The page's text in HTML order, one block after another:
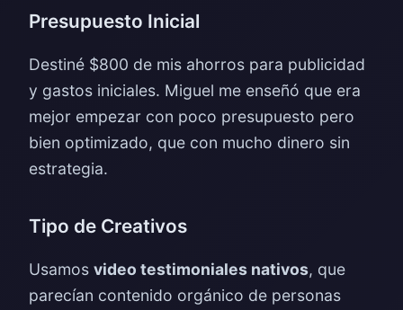
Presupuesto Inicial
Destiné $800 de mis ahorros para publicidad
y gastos iniciales. Miguel me enseñó que era
mejor empezar con poco presupuesto pero
bien optimizado, que con mucho dinero sin
estrategia.
Tipo de Creativos
Usamos video testimoniales nativos, que
parecían contenido orgánico de personas